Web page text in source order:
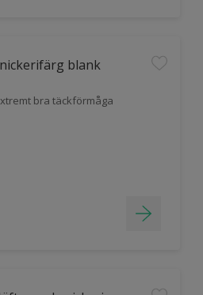
blank
bra täckförmåga